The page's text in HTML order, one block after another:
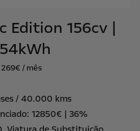
Edition 156cv |
/ mês
/ 40.000 kms
12850€ | 36%